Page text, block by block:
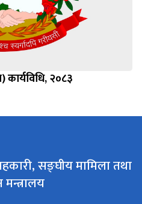
कार्यविधि, २०८३
सङ्घीय मामिला तथा